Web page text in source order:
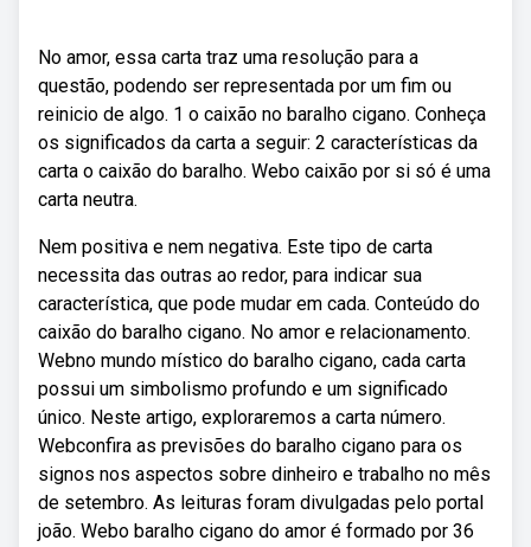
No amor, essa carta traz uma resolução para a
questão, podendo ser representada por um fim ou
reinicio de algo. 1 o caixão no baralho cigano. Conheça
os significados da carta a seguir: 2 características da
carta o caixão do baralho. Webo caixão por si só é uma
carta neutra.
Nem positiva e nem negativa. Este tipo de carta
necessita das outras ao redor, para indicar sua
característica, que pode mudar em cada. Conteúdo do
caixão do baralho cigano. No amor e relacionamento.
Webno mundo místico do baralho cigano, cada carta
possui um simbolismo profundo e um significado
único. Neste artigo, exploraremos a carta número.
Webconfira as previsões do baralho cigano para os
signos nos aspectos sobre dinheiro e trabalho no mês
de setembro. As leituras foram divulgadas pelo portal
joão. Webo baralho cigano do amor é formado por 36